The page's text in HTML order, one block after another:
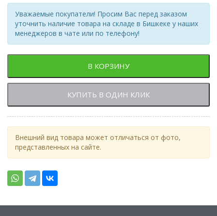
Уважаемые покупатели! Просим Вас перед заказом
уточнить наличие товара на складе в Бишкеке у наших
менеджеров в чате или по телефону!
В КОРЗИНУ
КУПИТЬ В ОДИН КЛИК
Внешний вид товара может отличаться от фото,
представленных на сайте.